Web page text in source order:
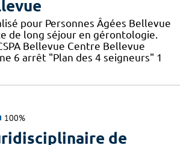
pour Personnes Âgées Bellevue
de long séjour en gérontologie.
Bellevue Centre Bellevue
6 arrêt "Plan des 4 seigneurs" 1
100%
de